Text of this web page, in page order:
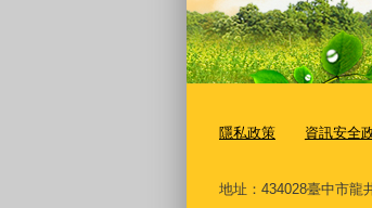
隱私政策 資訊安全
地址：434028臺中市龍